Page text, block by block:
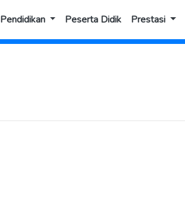
Pendidikan Peserta Didik Prestasi